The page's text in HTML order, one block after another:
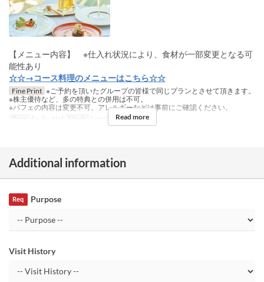
【メニュー内容】 ※仕入れ状況により、食材が一部変更となる可
能性あり
☆☆→コース料理のメニューはこちら☆☆
Fine Print ※ご予約を頂いたグループの皆様で同じプランとさせて頂きます。
※株主優待など、多の特典との併用は不可。
※パフェの内容は変更不可。アレルギーなどは事前にご確認ください。
Days
Sa, Su, Hol Meals Lunch, TeaRead more
Additional information
Purpose
Req
Visit History